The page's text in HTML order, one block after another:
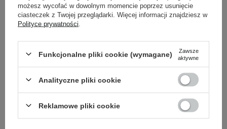
możesz wycofać w dowolnym momencie poprzez usunięcie
ciasteczek z Twojej przeglądarki. Więcej informacji znajdziesz w
Polityce prywatności
Funkcjonalne pliki cookie (wymagane)
Zawsze
aktywne
Analityczne pliki cookie
Reklamowe pliki cookie